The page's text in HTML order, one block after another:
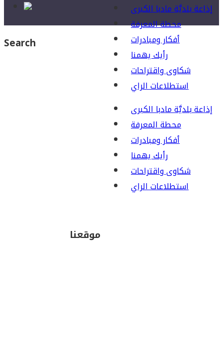
إذاعة بلديَّة مادبا الكبرى
محطة المعرفة
أفكار ومبادرات
رأيك يهمنا
شكاوى واقتراحات
استطلاعات الراي
إذاعة بلديَّة مادبا الكبرى
محطة المعرفة
أفكار ومبادرات
رأيك يهمنا
شكاوى واقتراحات
استطلاعات الراي
موقعنا
Search